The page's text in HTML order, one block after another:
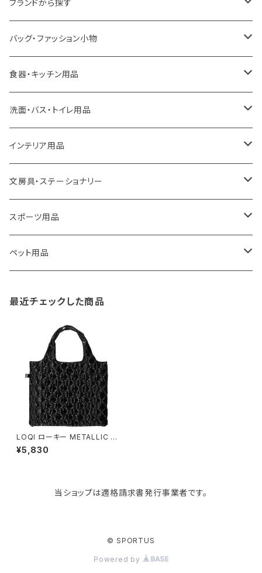
ブランドから探す
LOQI
ideaco
a.depeche
ROOTOTE
100percent
藤田金属
TG
Like-it
KIND BAG LONDON
バッグ・ファッション小物
エコバッグ
アクセサリー
トートバッグ
保冷バッグ
リュックサック
ショルダーバッグ
スポーツバッグ
マザーズバッグ
パソコンケース
食器・キッチン用品
キッチンラック
キッチンペーパーホルダー
食器・テーブルウェア
ゴミ箱
収納用品
ソープディスペンサー
タオルハンガー
調理器具・調理小物
洗面・バス・トイレ用品
洗面用品
掃除・洗濯用品
トイレ用品
バス用品
インテリア用品
アイロン台
アクセサリー収納
ウェットティッシュケース
ガーデニング用品
蚊やり
クッション・クッションカバー
文房具・ステーショナリー
筆記具・ペン
ノート
スポーツ用品
卓球用品
ペット用品
その他
最近チェックした商品
LOQI ローキー METALLIC Pu
ffy Medium Bag メタリック
パフィー ミディアムバッグ トート
¥5,830
当ショップは適格請求書発行事業者です。
© SPORTUS
Powered by